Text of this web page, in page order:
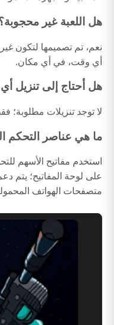
هل اللعبة غير
نعم، تم تصميمها لتكون
أي وقت، في أي مكان.
هل أحتاج إلى تنزيل
لا توجد تنزيلات مطلوبة؛
ما هي عناصر التحكم
استخدم مفاتيح الأسهم
على لوحة المفاتيح؛ يتم
متصفحات الهواتف